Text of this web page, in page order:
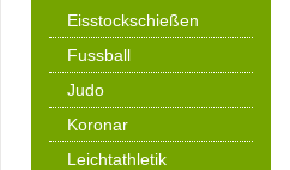
Eisstockschießen
Fussball
Judo
Koronar
Leichtathletik